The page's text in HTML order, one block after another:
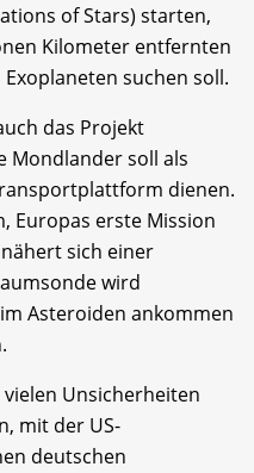
of Stars) starten,
Kilometer entfernten
suchen soll.
das Projekt
Mondlander soll als
dienen.
Europas erste Mission
sich einer
wird
Asteroiden ankommen
Unsicherheiten
mit der US-
deutschen